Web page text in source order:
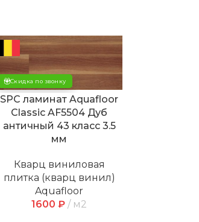
Скидка по звонку
SPC ламинат Aquafloor
Classic AF5504 Дуб
античный 43 класс 3.5
мм
Кварц виниловая
плитка (кварц винил)
Aquafloor
1600₽ м2